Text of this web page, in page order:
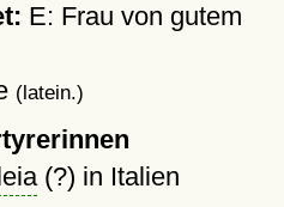
E: Frau von gutem
(latein.)
(?) in Italien